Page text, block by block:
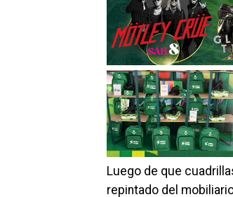
Luego de que
repintado del